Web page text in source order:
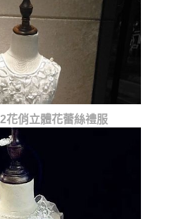
花俏立體花蕾絲禮服